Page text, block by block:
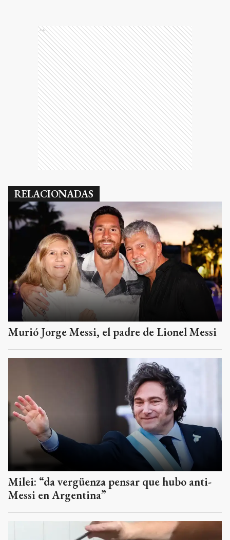
Ads
RELACIONADAS
Murió Jorge Messi, el padre de Lionel Messi
Milei: “da vergüenza pensar que hubo anti-
Messi en Argentina”